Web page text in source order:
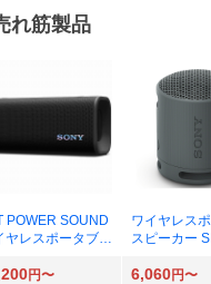
れ筋製品
POWER SOUND
ヤレスポータブル
SRS-ULT30 BC
ワイヤレス
スピーカー
円〜 6,060円〜